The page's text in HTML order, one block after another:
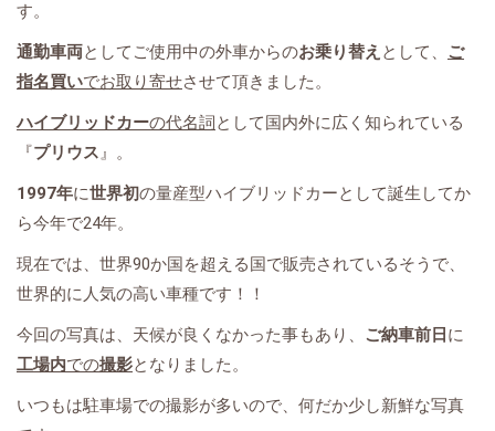
す。
通勤車両としてご使用中の外車からのお乗り替え として、 ご
指名買いでお取り寄せさせて頂きました。
ハイブリッドカーの代名詞として国内外に広く知られている
『プリウス』。
1997年に世界初の量産型ハイブリッドカーとして誕生してか
ら今年で24年。
現在では、世界90か国を超える国で販売されているそうで、
世界的に人気の高い車種です！！
今回の写真は、天候が良くなかった事もあり、 ご納車前日 に
工場内での撮影となりました。
いつもは駐車場での撮影が多いので、何だか少し新鮮な写真